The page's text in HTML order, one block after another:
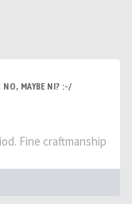
NO, MAYBE NI? :-/
Fine craftmanship